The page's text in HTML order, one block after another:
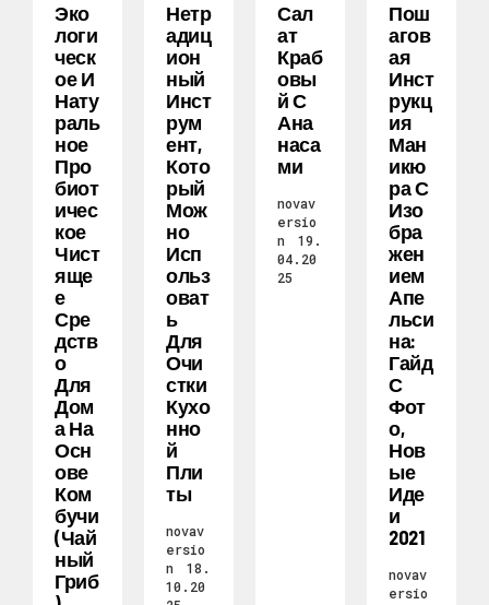
Эко
Логи
Ческ
Ое И
Нату
Раль
Ное
Про
Биот
Ичес
Кое
Чист
Яще
Е
Сре
Дств
О
Для
Дом
А На
Осн
Ове
Ком
Бучи
(чай
Ный
Гриб
Нетр
Адиц
Ион
Ный
Инст
Рум
Ент,
Кото
Рый
Мож
Но
Исп
Ольз
Оват
Ь
Для
Очи
Стки
Кухо
Нно
Й
Пли
Ты
novav
ersio
n
18.
10.20
Сал
Ат
Краб
Овы
Й С
Ана
Наса
Ми
novav
ersio
n
19.
04.20
25
Пош
Агов
Ая
Инст
Рукц
Ия
Ман
Икю
Ра С
Изо
Бра
Жен
Ием
Апе
Льси
На:
Гайд
С
Фот
О,
Нов
Ые
Иде
И
2021
novav
ersio